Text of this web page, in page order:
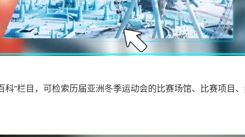
科”栏目，可检索历届亚洲冬季运动会的比赛场馆、比赛项目